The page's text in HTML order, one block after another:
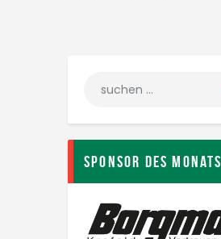
Sponsor des Monats